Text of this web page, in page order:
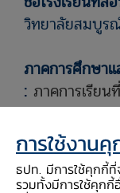
วิทยาลัยสมบูร
ภาคการศึกษา
: ภาคการเรีย
ระดับชั้น : มัธ
รูปแบบการนำ
การใช้งาน
ธปท. มีการใช้คุกกี้ที่
รวมทั้งมีการใช้คุกกี้